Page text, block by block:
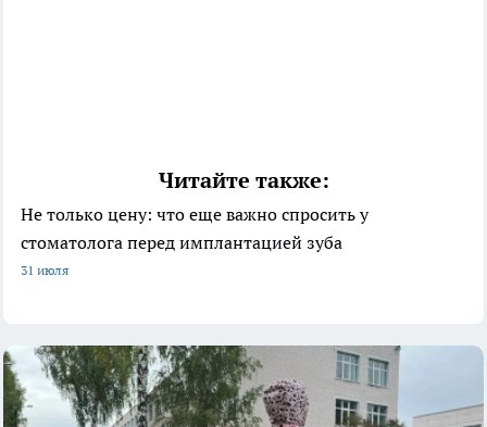
Читайте также:
Не только цену: что еще важно спросить у
стоматолога перед имплантацией зуба
31 июля